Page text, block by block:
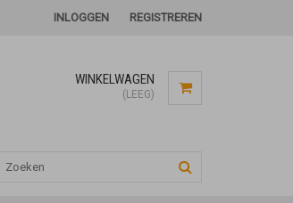
INLOGGEN REGISTREREN
WINKELWAGEN
(LEEG)